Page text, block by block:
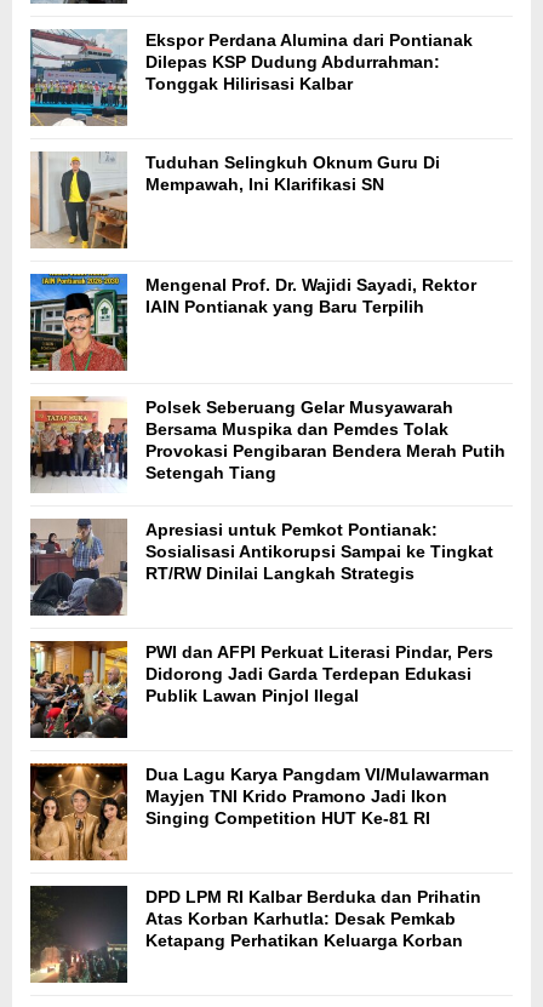
Ekspor Perdana Alumina dari Pontianak
Dilepas KSP Dudung Abdurrahman:
Tonggak Hilirisasi Kalbar
Tuduhan Selingkuh Oknum Guru Di
Mempawah, Ini Klarifikasi SN
Mengenal Prof. Dr. Wajidi Sayadi, Rektor
IAIN Pontianak yang Baru Terpilih
Polsek Seberuang Gelar Musyawarah
Bersama Muspika dan Pemdes Tolak
Provokasi Pengibaran Bendera Merah Putih
Setengah Tiang
Apresiasi untuk Pemkot Pontianak:
Sosialisasi Antikorupsi Sampai ke Tingkat
RT/RW Dinilai Langkah Strategis
PWI dan AFPI Perkuat Literasi Pindar, Pers
Didorong Jadi Garda Terdepan Edukasi
Publik Lawan Pinjol Ilegal
Dua Lagu Karya Pangdam VI/Mulawarman
Mayjen TNI Krido Pramono Jadi Ikon
Singing Competition HUT Ke-81 RI
DPD LPM RI Kalbar Berduka dan Prihatin
Atas Korban Karhutla: Desak Pemkab
Ketapang Perhatikan Keluarga Korban